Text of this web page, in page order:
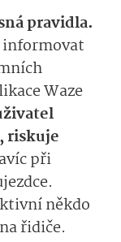
pravidla.
informovat
Waze
riskuje
při
někdo
řidiče.